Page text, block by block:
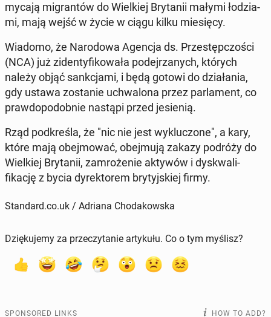
my­ca­ją mi­grantów do Wielkiej Bry­tanii małymi łodzi­a­
mi, mają wejść w życie w ciągu kilku miesię­cy.
Wiadomo, że Nar­o­dowa Agencja ds. Przestępc­zoś­ci
(NCA) już zi­den­ty­fikowała pode­jrzanych, których
należy objąć sankc­ja­mi, i będą gotowi do dzi­ała­nia,
gdy ustawa zostanie uch­walona przez par­la­ment, co
praw­dopodob­nie nastąpi przed je­sienią.
Rząd pod­kreśla, że "nic nie jest wyk­luc­zone", a kary,
które mają obe­j­mować, obe­j­mu­ją zakazy podróży do
Wielkiej Bry­tanii, zam­roże­nie aktywów i dyskwal­i­
fikację z bycia dyrek­torem bry­tyjskiej firmy.
Standard.co.uk / Adriana Chodakowska
Dziękujemy za przeczytanie artykułu. Co o tym myślisz?
SPONSORED LINKS HOW TO ADD?